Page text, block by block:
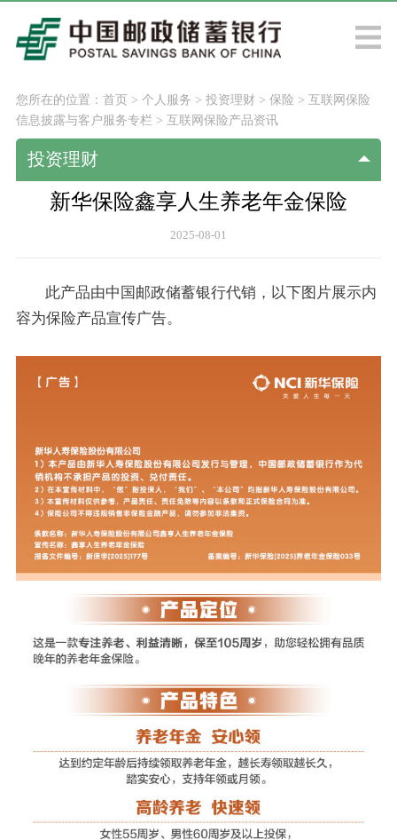
您所在的位置： 首页> 个人服务 > 投资理财 > 保险 > 互联网保险
信息披露与客户服务专栏 > 互联网保险产品资讯
投资理财
新华保险鑫享人生养老年金保险
2025-08-01
此产品由中国邮政储蓄银行代销，以下图片展示内
容为保险产品宣传广告。